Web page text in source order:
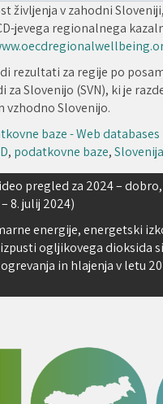
življenja v zahodni
jevega regionalnega
rezultati za regije po
za Slovenijo (SVN), ki je
vzhodno Slovenijo.
baze - Web databases
, podatkovne baze,Slovenija
pregled za 2024 –
8. julij 2024)
energije, energetski
ogljikovega dioksida
in hlajenja v letu